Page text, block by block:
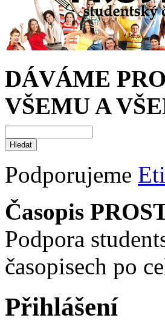
DÁVÁME
VŠEMU A
Podporujeme
Časopis
Podpora
časopisech po
Přihlášení